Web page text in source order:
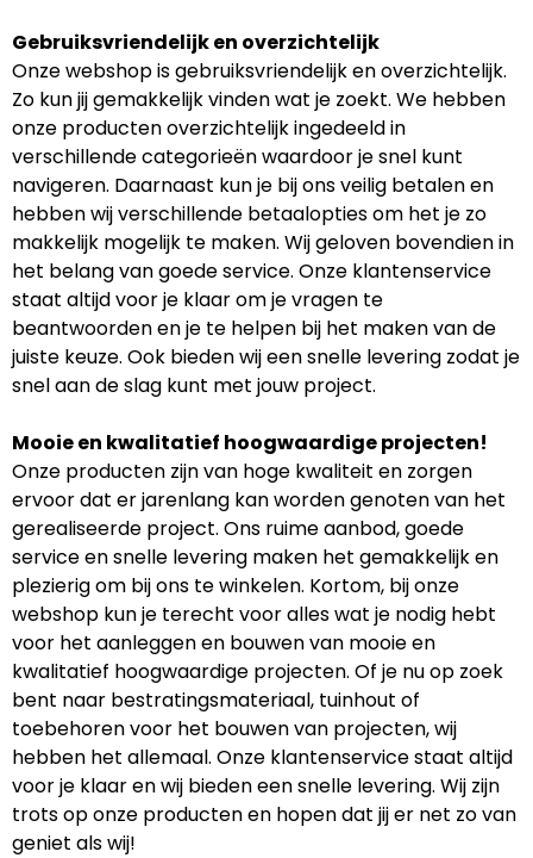
Gebruiksvriendelijk en overzichtelijk
Onze webshop is gebruiksvriendelijk en overzichtelijk.
Zo kun jij gemakkelijk vinden wat je zoekt. We hebben
onze producten overzichtelijk ingedeeld in
verschillende categorieën waardoor je snel kunt
navigeren. Daarnaast kun je bij ons veilig betalen en
hebben wij verschillende betaalopties om het je zo
makkelijk mogelijk te maken. Wij geloven bovendien in
het belang van goede service. Onze klantenservice
staat altijd voor je klaar om je vragen te
beantwoorden en je te helpen bij het maken van de
juiste keuze. Ook bieden wij een snelle levering zodat je
snel aan de slag kunt met jouw project.
Mooie en kwalitatief hoogwaardige projecten!
Onze producten zijn van hoge kwaliteit en zorgen
ervoor dat er jarenlang kan worden genoten van het
gerealiseerde project. Ons ruime aanbod, goede
service en snelle levering maken het gemakkelijk en
plezierig om bij ons te winkelen. Kortom, bij onze
webshop kun je terecht voor alles wat je nodig hebt
voor het aanleggen en bouwen van mooie en
kwalitatief hoogwaardige projecten. Of je nu op zoek
bent naar bestratingsmateriaal, tuinhout of
toebehoren voor het bouwen van projecten, wij
hebben het allemaal. Onze klantenservice staat altijd
voor je klaar en wij bieden een snelle levering. Wij zijn
trots op onze producten en hopen dat jij er net zo van
geniet als wij!